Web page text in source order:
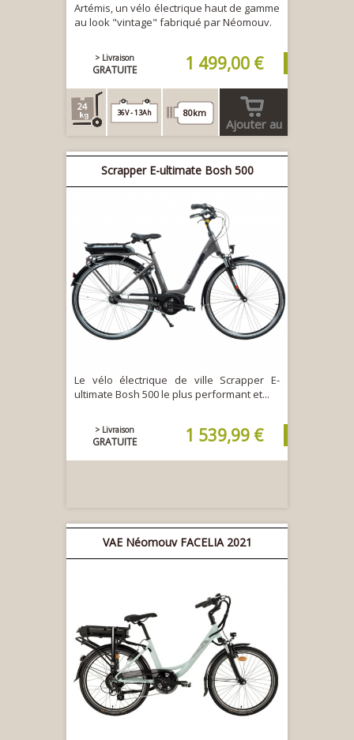
Artémis, un vélo électrique haut de gamme
au look "vintage" fabriqué par Néomouv.
> Livraison
GRATUITE 1 499,00 €
24
36V - 13Ah 80km
Ajouter au
panier
Scrapper E-ultimate Bosh 500
Le vélo électrique de ville Scrapper E-
ultimate Bosh 500 le plus performant et...
> Livraison
GRATUITE 1 539,99 €
VAE Néomouv FACELIA 2021